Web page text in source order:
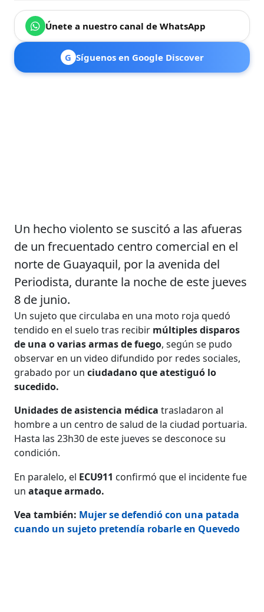
Únete a nuestro canal de WhatsApp
G Síguenos en Google Discover
Un hecho violento se suscitó a las afueras
de un frecuentado centro comercial en el
norte de Guayaquil, por la avenida del
Periodista, durante la noche de este jueves
8 de junio.
Un sujeto que circulaba en una moto roja quedó
tendido en el suelo tras recibir múltiples disparos
de una o varias armas de fuego, según se pudo
observar en un video difundido por redes sociales,
grabado por un ciudadano que atestiguó lo
sucedido.
Unidades de asistencia médicatrasladaron al
hombre a un centro de salud de la ciudad portuaria.
Hasta las 23h30 de este jueves se desconoce su
condición.
En paralelo, el ECU911 confirmó que el incidente fue
un ataque armado.
Vea también: Mujer se defendió con una patada
cuando un sujeto pretendía robarle en Quevedo